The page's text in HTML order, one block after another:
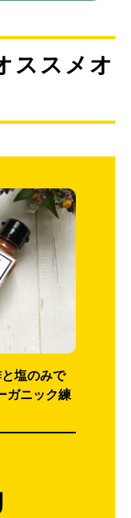
ススメオ
塩のみで
ガニック練